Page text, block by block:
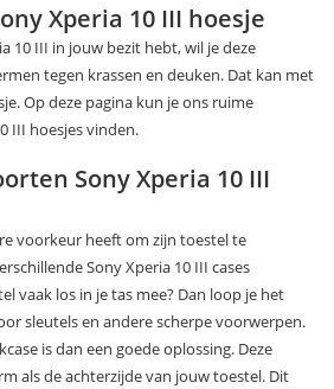
Xperia 10 III hoesje
10 III in jouw bezit hebt, wil je deze
tegen krassen en deuken. Dat kan met
Op deze pagina kun je ons ruime
III hoesjes vinden.
Sony Xperia 10 III
voorkeur heeft om zijn toestel te
Sony Xperia 10 III cases
vaak los in je tas mee? Dan loop je het
sleutels en andere scherpe voorwerpen.
is dan een goede oplossing. Deze
als de achterzijde van jouw toestel. Dit